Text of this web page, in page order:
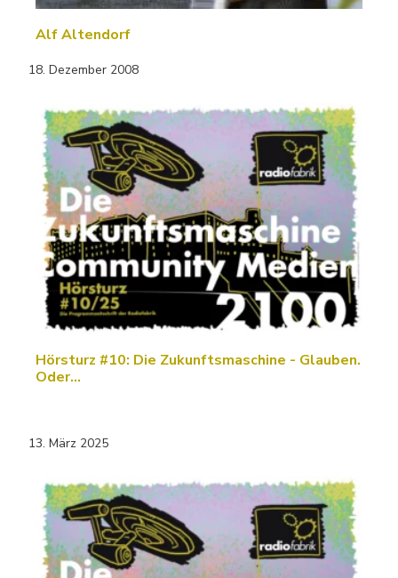
Alf Altendorf
18. Dezember 2008
Hörsturz #10: Die Zukunftsmaschine - Glauben.
Oder…
13. März 2025